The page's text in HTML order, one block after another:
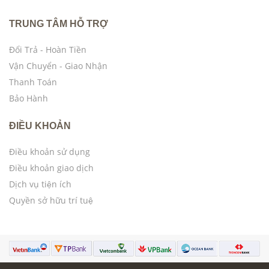
TRUNG TÂM HỖ TRỢ
Đổi Trả - Hoàn Tiền
Vận Chuyển - Giao Nhận
Thanh Toán
Bảo Hành
ĐIỀU KHOẢN
Điều khoản sử dụng
Điều khoản giao dịch
Dịch vụ tiện ích
Quyền sở hữu trí tuệ